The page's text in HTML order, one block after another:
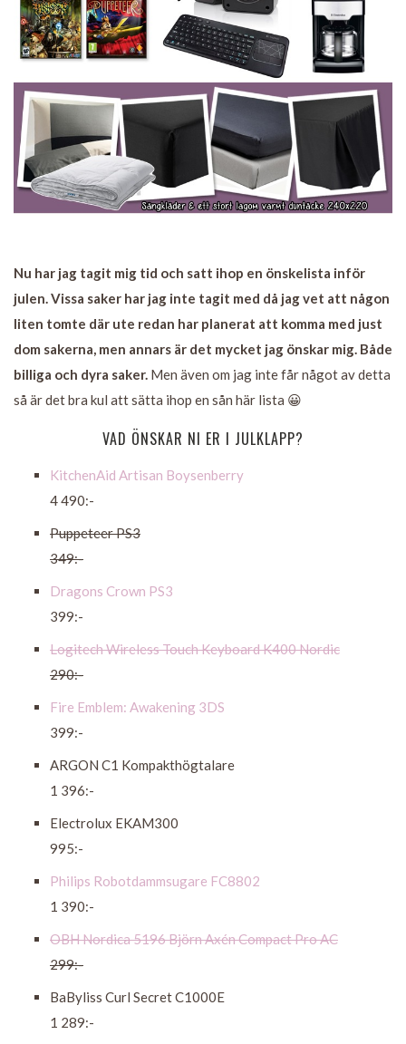
Nu har jag tagit mig tid och satt ihop en önskelista inför
julen. Vissa saker har jag inte tagit med då jag vet att någon
liten tomte där ute redan har planerat att komma med just
dom sakerna, men annars är det mycket jag önskar mig. Både
billiga och dyra saker. Men även om jag inte får något av detta
så är det bra kul att sätta ihop en sån här lista 😀
VAD ÖNSKAR NI ER I JULKLAPP?
KitchenAid Artisan Boysenberry
4 490:-
Puppeteer PS3
349:-
Dragons Crown PS3
399:-
Logitech Wireless Touch Keyboard K400 Nordic
290:-
Fire Emblem: Awakening 3DS
399:-
ARGON C1 Kompakthögtalare
1 396:-
Electrolux EKAM300
995:-
Philips Robotdammsugare FC8802
1 390:-
OBH Nordica 5196 Björn Axén Compact Pro AC
299:-
BaByliss Curl Secret C1000E
1 289:-